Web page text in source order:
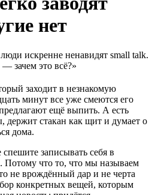
нет
искренне ненавидят small talk.
зачем это всё?»
заходит в незнакомую
минут все уже смеются его
ещё выпить. А есть
держит стакан как щит и думает о
дома.
записывать себя в
Потому что то, что мы называем
не врождённый дар и не черта
конкретных вещей, которым